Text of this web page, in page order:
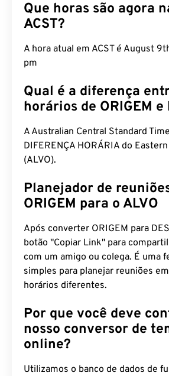
Que horas são agora
ACST?
A hora atual em ACST é August
pm
Qual é a diferença
horários de ORIGEM e
A Australian Central Standard
DIFERENÇA HORÁRIA do
(ALVO).
Planejador de
ORIGEM para o ALVO
Após converter ORIGEM para
botão "Copiar Link" para
com um amigo ou colega. É uma
simples para planejar reuniões
horários diferentes.
Por que você deve
nosso conversor de
online?
Utilizamos o banco de dados de